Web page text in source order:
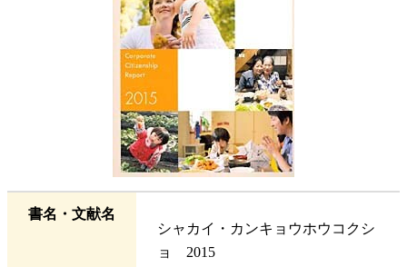
書名・文献名
シャカイ・カンキョウホウコクシ
ョ 2015